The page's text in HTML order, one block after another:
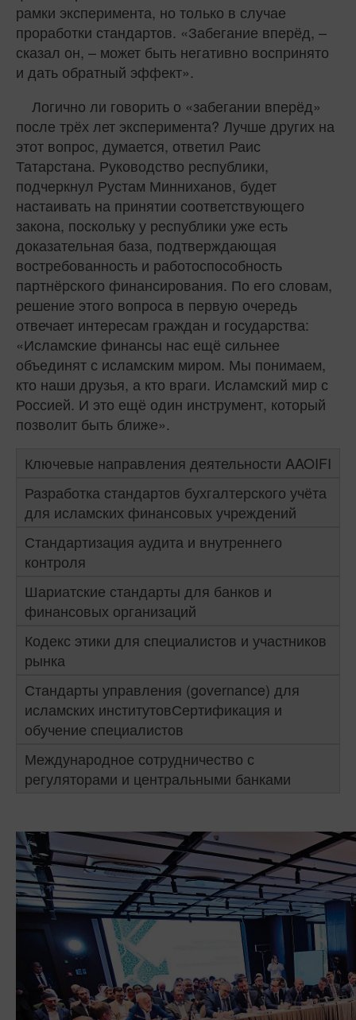
рамки эксперимента, но только в случае
проработки стандартов. «Забегание вперёд, –
сказал он, – может быть негативно воспринято
и дать обратный эффект».
Логично ли говорить о «забегании вперёд»
после трёх лет эксперимента? Лучше других на
этот вопрос, думается, ответил Раис
Татарстана. Руководство республики,
подчеркнул Рустам Минниханов, будет
настаивать на принятии соответствующего
закона, поскольку у республики уже есть
доказательная база, подтверждающая
востребованность и работоспособность
партнёрского финансирования. По его словам,
решение этого вопроса в первую очередь
отвечает интересам граждан и государства:
«Исламские финансы нас ещё сильнее
объединят с исламским миром. Мы понимаем,
кто наши друзья, а кто враги. Исламский мир с
Россией. И это ещё один инструмент, который
позволит быть ближе».
Ключевые направления деятельности AAOIFI
Разработка стандартов бухгалтерского учёта
для исламских финансовых учреждений
Стандартизация аудита и внутреннего
контроля
Шариатские стандарты для банков и
финансовых организаций
Кодекс этики для специалистов и участников
рынка
Стандарты управления (governance) для
исламских институтовСертификация и
обучение специалистов
Международное сотрудничество с
регуляторами и центральными банками